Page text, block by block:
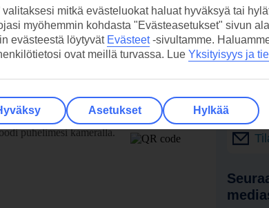
nyt!
kätevästi lukemalla
puhelimesi kameralla.
valitaksesi mitkä evästeluokat haluat hyväksyä tai
myöhemmin kohdasta "Evästeasetukset" sivun
evästeestä löytyvät Evästeet-sivultamme.
ovat meillä turvassa. Lue Yksityisyys ja
Asetukset Hylkää